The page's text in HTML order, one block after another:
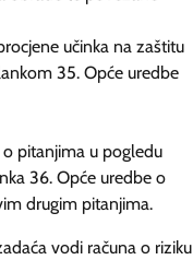
učinka na zaštitu
35. Opće uredbe
pitanjima u pogledu
36. Opće uredbe o
drugim pitanjima.
vodi računa o riziku